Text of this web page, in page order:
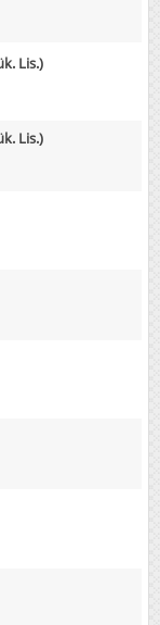
Lis.)
Lis.)